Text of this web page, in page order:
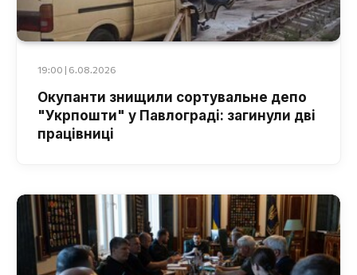
19:00 | 6.08.2026
Окупанти знищили сортувальне депо
"Укрпошти" у Павлограді: загинули дві
працівниці